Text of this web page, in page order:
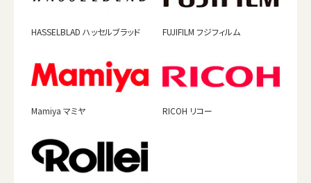
HASSELBLAD ハッセルブラッド FUJIFILM フジフィルム
Mamiya マミヤ RICOH リコー